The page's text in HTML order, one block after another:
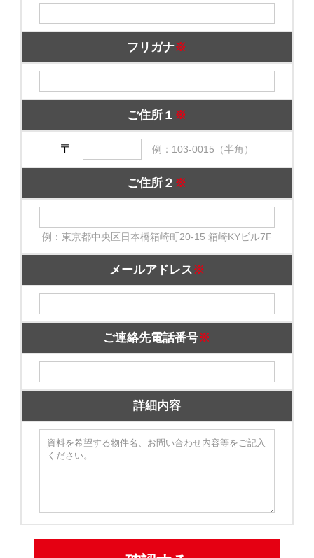
フリガナ※
ご住所１ ※
〒 例：103-0015（半角）
ご住所２ ※
例：東京都中央区日本橋箱崎町20-15 箱崎KYビル7F
メールアドレス※
ご連絡先電話番号※
詳細内容